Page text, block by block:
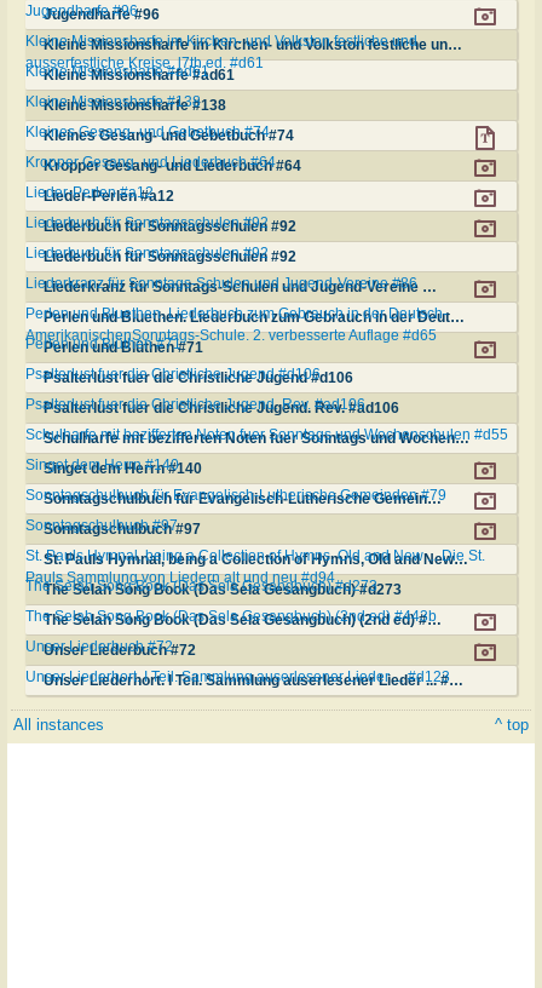
Jugendharfe #96
Jugendharfe #96
Kleine Missionsharfe im Kirchen- und Volkston festliche und ausserfestliche Kreise. l7th ed. #d61
Kleine Missionsharfe im Kirchen- und Volkston festliche und
ausserfestliche Kreise. l7th ed. #d61
Kleine Missionsharfe #ad61
Kleine Missionsharfe #ad61
Kleine Missionsharfe #138
Kleine Missionsharfe #138
Kleines Gesang- und Gebetbuch #74
Kleines Gesang- und Gebetbuch #74
Kropper Gesang- und Liederbuch #64
Kropper Gesang- und Liederbuch #64
Lieder-Perlen #a12
Lieder-Perlen #a12
Liederbuch für Sonntagsschulen #92
Liederbuch für Sonntagsschulen #92
Liederbuch für Sonntagsschulen #92
Liederbuch für Sonntagsschulen #92
Liederkranz für Sonntags-Schulen und Jugend-Vereine #86
Liederkranz für Sonntags-Schulen und Jugend-Vereine #86
Perlen und Bluethen. Liederbuch zum Gebrauch in der Deutsch-AmerikanischenSonntags-Schule. 2. verbesserte Auflage #d65
Perlen und Bluethen. Liederbuch zum Gebrauch in der Deutsch-
AmerikanischenSonntags-Schule. 2. verbesserte Auflage #d65
Perlen und Blüthen #71
Perlen und Blüthen #71
Psalterlust fuer die Christliche Jugend #d106
Psalterlust fuer die Christliche Jugend #d106
Psalterlust fuer die Christliche Jugend. Rev. #ad106
Psalterlust fuer die Christliche Jugend. Rev. #ad106
Schulharfe mit bezifferten Noten fuer Sonntags und Wochenschulen #d55
Schulharfe mit bezifferten Noten fuer Sonntags und Wochenschulen #d55
Singet dem Herrn #140
Singet dem Herrn #140
Sonntagschulbuch für Evangelisch-Lutherische Gemeinden #79
Sonntagschulbuch für Evangelisch-Lutherische Gemeinden #79
Sonntagschulbuch #97
Sonntagschulbuch #97
St. Pauls Hymnal, being a Collection of Hymns, Old and New ... Die St. Pauls Sammlung von Liedern alt und neu #d94
St. Pauls Hymnal, being a Collection of Hymns, Old and New ... Die St.
Pauls Sammlung von Liedern alt und neu #d94
The Selah Song Book (Das Sela Gesangbuch) #d273
The Selah Song Book (Das Sela Gesangbuch) #d273
The Selah Song Book (Das Sela Gesangbuch) (2nd ed) #443b
The Selah Song Book (Das Sela Gesangbuch) (2nd ed) #443b
Unser Liederbuch #72
Unser Liederbuch #72
Unser Liederhort. I Teil. Sammlung auserlesener Lieder ... #d123
Unser Liederhort. I Teil. Sammlung auserlesener Lieder ... #d123
All instances ^ top